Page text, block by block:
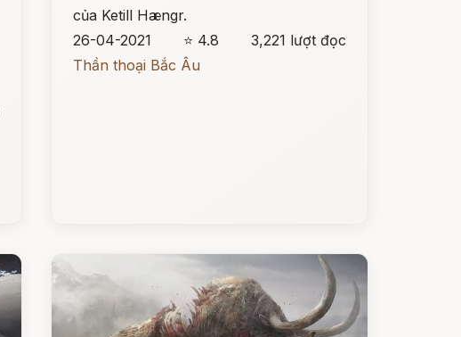
của Ketill Hængr.
26-04-2021
⭐ 4.8
3,221 lượt đọc
Thần thoại Bắc Âu